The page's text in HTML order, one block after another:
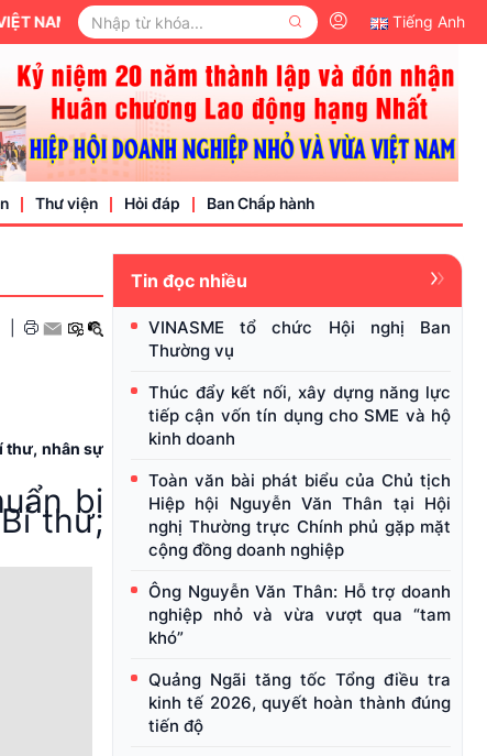
Tiếng Anh
nghiệp
Thư viện
Video
Văn bản pháp luật
Hỏi đáp Ban Chấp hành
thư, nhân sự
bị
thư,
Tin đọc nhiều
VINASME tổ chức Hội nghị Ban
Thường vụ
Thúc đẩy kết nối, xây dựng năng lực
tiếp cận vốn tín dụng cho SME và hộ
kinh doanh
Toàn văn bài phát biểu của Chủ tịch
Hiệp hội Nguyễn Văn Thân tại Hội
nghị Thường trực Chính phủ gặp mặt
cộng đồng doanh nghiệp
Ông Nguyễn Văn Thân: Hỗ trợ doanh
nghiệp nhỏ và vừa vượt qua “tam
khó”
Quảng Ngãi tăng tốc Tổng điều tra
kinh tế 2026, quyết hoàn thành đúng
tiến độ